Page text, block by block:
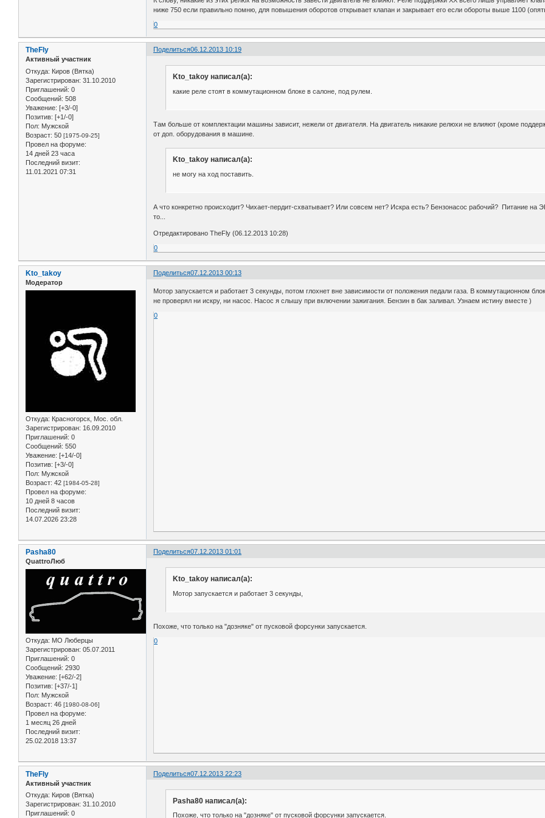
ниже 750 если правильно помню, для повышения оборотов открывает клапан и закрывает его если обороты выше 1100
0
Поделиться06.12.2013 10:19
TheFly
Активный участник
Откуда: Киров (Вятка)
Зарегистрирован: 31.10.2010
Приглашений: 0
Сообщений: 508
Уважение: [+3/-0]
Позитив: [+1/-0]
Пол: Мужской
Возраст: 50 [1975-09-25]
Провел на форуме:
14 дней 23 часа
Последний визит:
11.01.2021 07:31
Kto_takoy написал(а):
какие реле стоят в коммутационном блоке в салоне, под рулем.
Там больше от комплектации машины зависит, нежели от двигателя. На двигатель никакие релюхи не влияют (кроме
от доп. оборудования в машине.
Kto_takoy написал(а):
не могу на ход поставить.
А что конкретно происходит? Чихает-пердит-схватывает? Или совсем нет? Искра есть? Бензонасос рабочий? Питание
то...
Отредактировано TheFly (06.12.2013 10:28)
0
Поделиться07.12.2013 00:13
Kto_takoy
Модератор
Откуда: Красногорск, Мос. обл.
Зарегистрирован: 16.09.2010
Приглашений: 0
Сообщений: 550
Уважение: [+14/-0]
Позитив: [+3/-0]
Пол: Мужской
Возраст: 42 [1984-05-28]
Провел на форуме:
10 дней 8 часов
Последний визит:
14.07.2026 23:28
Мотор запускается и работает 3 секунды, потом глохнет вне зависимости от положения педали газа. В коммутационном
не проверял ни искру, ни насос. Насос я слышу при включении зажигания. Бензин в бак заливал. Узнаем истину вместе )
0
Поделиться07.12.2013 01:01
Pasha80
QuattroЛюб
Откуда: МО Люберцы
Зарегистрирован: 05.07.2011
Приглашений: 0
Сообщений: 2930
Уважение: [+62/-2]
Позитив: [+37/-1]
Пол: Мужской
Возраст: 46 [1980-08-06]
Провел на форуме:
1 месяц 26 дней
Последний визит:
25.02.2018 13:37
Kto_takoy написал(а):
Мотор запускается и работает 3 секунды,
Похоже, что только на "дозняке" от пусковой форсунки запускается.
0
Поделиться07.12.2013 22:23
TheFly
Активный участник
Откуда: Киров (Вятка)
Зарегистрирован: 31.10.2010
Приглашений: 0
Pasha80 написал(а):
Похоже, что только на "дозняке" от пусковой форсунки запускается.